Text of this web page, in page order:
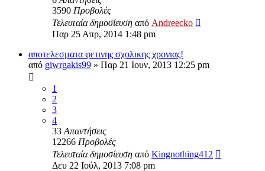
3590 Προβολές
Τελευταία δημοσίευση από Andreecko
Παρ 25 Απρ, 2014 1:48 pm
αποτελεσματα φετινης σχολικης χρονιας!
από giwrgakis99 » Παρ 21 Ιουν, 2013 12:25 pm
1
2
3
4
33 Απαντήσεις
12266 Προβολές
Τελευταία δημοσίευση από Kingnothing412
Δευ 22 Ιούλ, 2013 7:08 pm